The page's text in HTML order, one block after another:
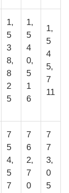
1,
5
3
8,
8
2
5
1,
5
4
0,
5
1
6
1,
5
4
5,
7
11
7
5
4,
5
7
7
6
2,
7
0
7
7
3,
0
5